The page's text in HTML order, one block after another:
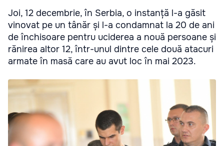
Joi, 12 decembrie, în Serbia, o instanță l-a găsit
vinovat pe un tânăr și l-a condamnat la 20 de ani
de închisoare pentru uciderea a nouă persoane și
rănirea altor 12, într-unul dintre cele două atacuri
armate în masă care au avut loc în mai 2023.